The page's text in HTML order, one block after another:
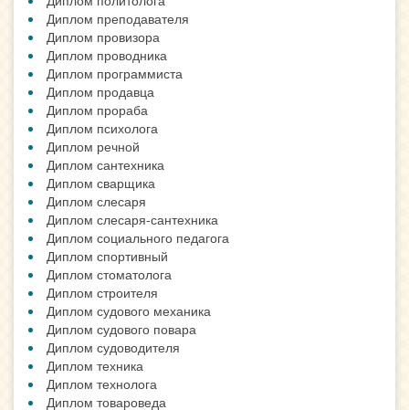
Диплом преподавателя
Диплом провизора
Диплом проводника
Диплом программиста
Диплом продавца
Диплом прораба
Диплом психолога
Диплом речной
Диплом сантехника
Диплом сварщика
Диплом слесаря
Диплом слесаря-сантехника
Диплом социального педагога
Диплом спортивный
Диплом стоматолога
Диплом строителя
Диплом судового механика
Диплом судового повара
Диплом судоводителя
Диплом техника
Диплом технолога
Диплом товароведа